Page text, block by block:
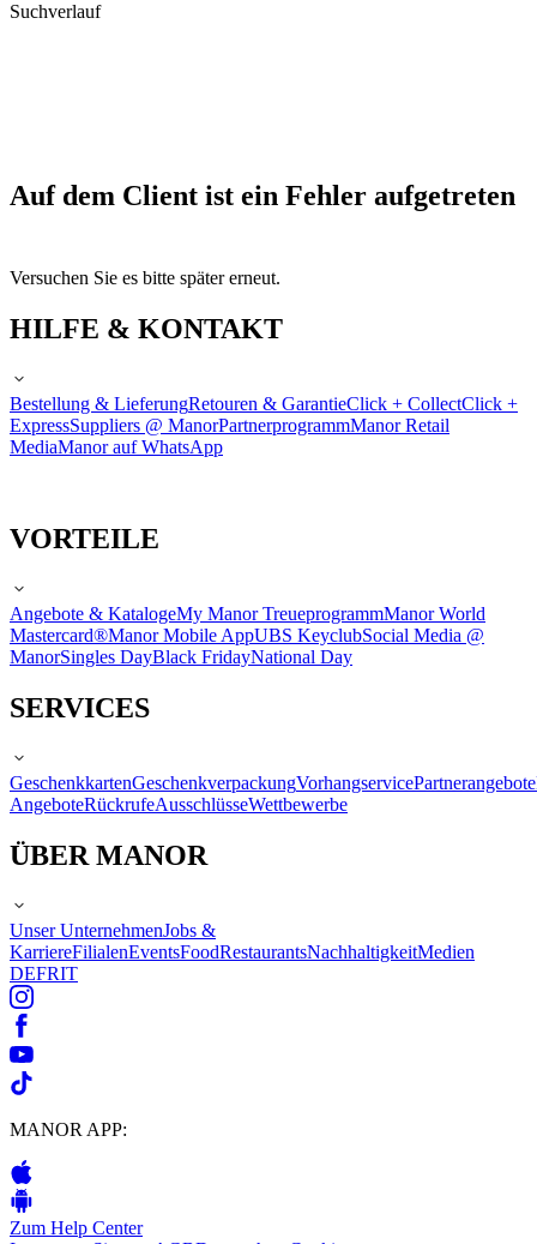
Suchverlauf
Auf dem Client ist ein Fehler aufgetreten
Versuchen Sie es bitte später erneut.
HILFE & KONTAKT
Bestellung & LieferungRetouren & GarantieClick + CollectClick +
ExpressSuppliers @ ManorPartnerprogrammManor Retail
MediaManor auf WhatsApp
VORTEILE
Angebote & KatalogeMy Manor TreueprogrammManor World
Mastercard®Manor Mobile AppUBS KeyclubSocial Media @
ManorSingles DayBlack FridayNational Day
SERVICES
GeschenkkartenGeschenkverpackungVorhangservicePartnerangebote
AngeboteRückrufeAusschlüsseWettbewerbe
ÜBER MANOR
Unser UnternehmenJobs &
KarriereFilialenEventsFoodRestaurantsNachhaltigkeitMedien
DEFRIT
MANOR APP:
Zum Help Center